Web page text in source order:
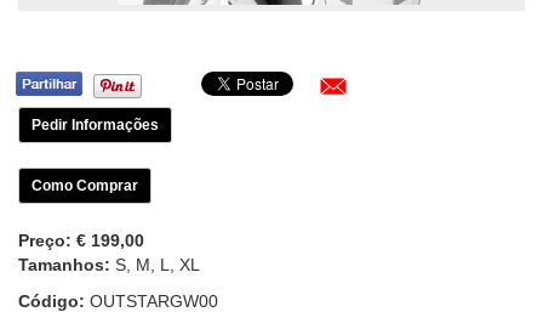
Pedir Informações
Como Comprar
Preço: € 199,00
Tamanhos: S, M, L, XL
Código: OUTSTARGW00